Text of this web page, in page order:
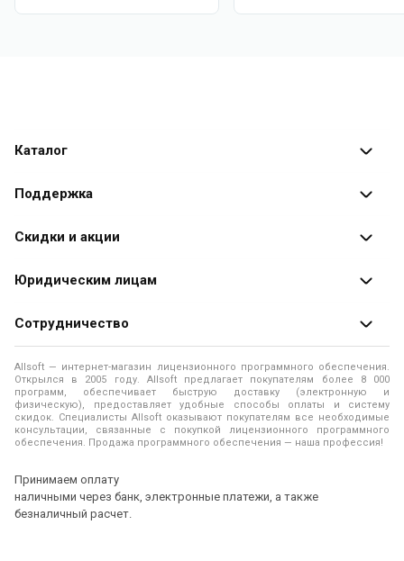
Принимаем оплату
наличными через банк, электронные платежи, а также
безналичный расчет.
Каталог
Каталог программ
Поддержка
Оплата заказов
Доставка заказа
Помощь
Правила продажи
Политика использования файлов Cookie
Скидки и акции
Специальные
Юридическим лицам
Продажа программ юридическим лицам
О лицензировании программного обеспечения
Программы для компьютера
Контакты
Сотрудничество
О магазине
Адреса и телефоны
Новости
Allsoft — интернет-магазин лицензионного программного обеспечения.
Открылся в 2005 году. Allsoft предлагает покупателям более 8 000
программ, обеспечивает быструю доставку (электронную и
физическую), предоставляет удобные способы оплаты и систему
скидок. Специалисты Allsoft оказывают покупателям все необходимые
консультации, связанные с покупкой лицензионного программного
обеспечения. Продажа программного обеспечения — наша профессия!